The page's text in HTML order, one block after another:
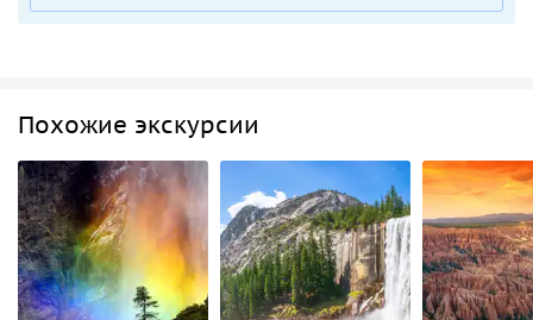
Похожие экскурсии